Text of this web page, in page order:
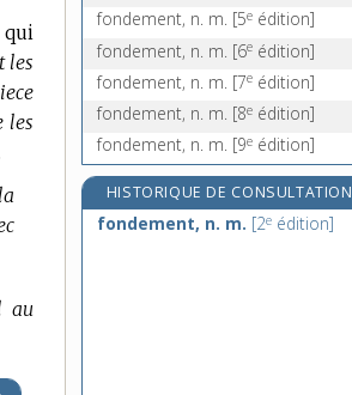
qui
les
les
au
fondement, n. m. [5e édition]
fondement, n. m. [6e édition]
fondement, n. m. [7e édition]
fondement, n. m. [8e édition]
fondement, n. m. [9e édition]
HISTORIQUE DE CONSULTATION
fondement, n. m. [2e édition]